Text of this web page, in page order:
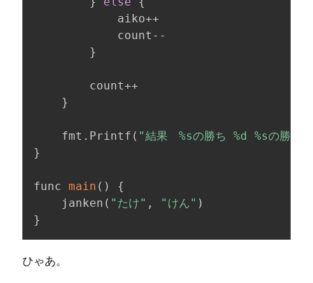
}
}
	fmt.Printf
( "結果　%sの勝ち %d %sの勝
}
func main ( )
{
	janken
( "たけ" , "けん" )
}
ひゃあ。